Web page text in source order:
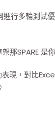
行多輪測試
那SPARE 是
現，對比